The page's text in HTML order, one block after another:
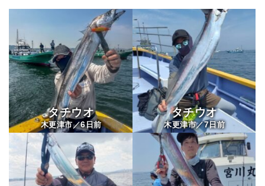
タチウオ
木更津市／6日前
タチウオ
木更津市／7日前
宮川丸